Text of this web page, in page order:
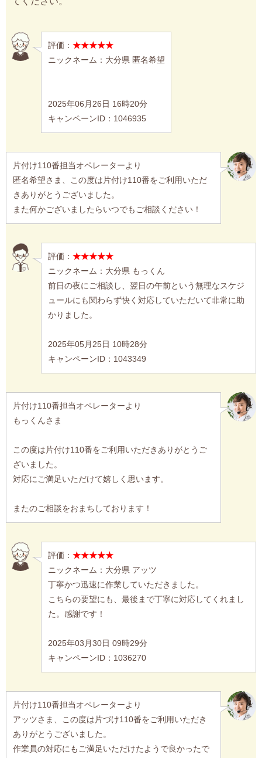
評価： ★★★★★
ニックネーム：大分県 匿名希望
2025年06月26日 16時20分
キャンペーンID：1046935
片付け110番担当オペレーターより
匿名希望さま、この度は片付け110番をご利用いただ
きありがとうございました。
また何かございましたらいつでもご相談ください！
評価： ★★★★★
ニックネーム：大分県 もっくん
前日の夜にご相談し、翌日の午前という無理なスケジ
ュールにも関わらず快く対応していただいて非常に助
かりました。
2025年05月25日 10時28分
キャンペーンID：1043349
片付け110番担当オペレーターより
もっくんさま
この度は片付け110番をご利用いただきありがとうご
ざいました。
対応にご満足いただけて嬉しく思います。
またのご相談をおまちしております！
評価： ★★★★★
ニックネーム：大分県 アッツ
丁寧かつ迅速に作業していただきました。
こちらの要望にも、最後まで丁寧に対応してくれまし
た。感謝です！
2025年03月30日 09時29分
キャンペーンID：1036270
片付け110番担当オペレーターより
アッツさま、この度は片づけ110番をご利用いただき
ありがとうございました。
作業員の対応にもご満足いただけたようで良かったで